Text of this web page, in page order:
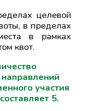
целевой
в пределах
в рамках
квот.
участия
5.